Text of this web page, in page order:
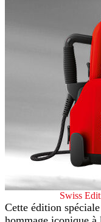
Swiss
Cette édition